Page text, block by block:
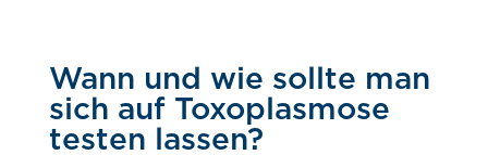
Wann und wie sollte man
sich auf Toxoplasmose
testen lassen?